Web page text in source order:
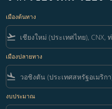
เมืองต้นทาง
flight_takeoff
เมืองปลายทาง
flight_land
งบประมาณ